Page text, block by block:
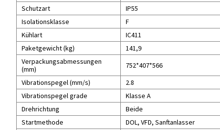
Schutzart
IP55
Isolationsklasse
F
Kühlart
IC411
Paketgewicht (kg)
141,9
Verpackungsabmessungen
(mm)
752*407*566
Vibrationspegel (mm/s)
2.8
Vibrationspegel grade
Klasse A
Drehrichtung
Beide
Startmethode
DOL, VFD, Sanftanlasser